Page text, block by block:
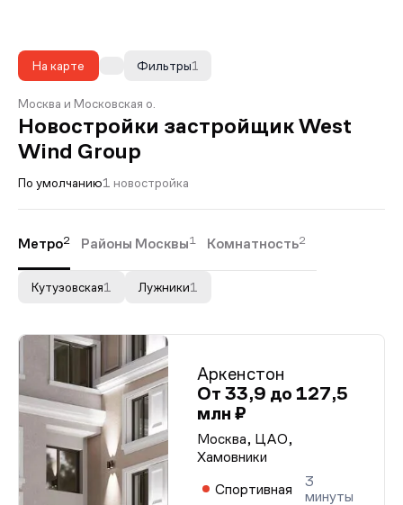
На карте 1
Фильтры
Москва и Московская о.
Новостройки застройщик West
Wind Group
По умолчанию1 новостройка
Метро2 Районы Москвы1 Комнатность2
Кутузовская1 Лужники1
Аркенстон
От 33,9 до 127,5
млн ₽
Москва, ЦАО,
Хамовники
Спортивная
3
минуты